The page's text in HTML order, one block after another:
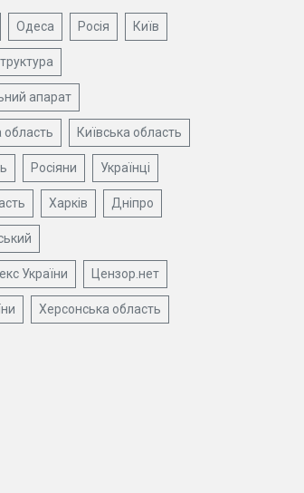
Одеса Росія Київ
апарат
область Київська область
Росіяни Українці
Харків Дніпро
України Цензор.нет
Херсонська область